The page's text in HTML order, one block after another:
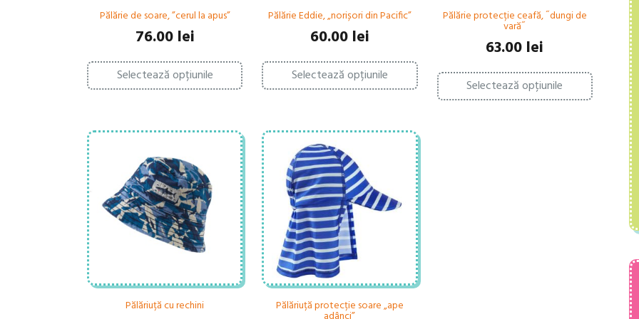
Pălărie de soare, ”cerul la apus”
76.00 lei
Selectează opțiunile
Acest
produs
are
variații.
Opțiunile
pot
fi
alese
în
pagina
produsului.
Pălărie Eddie, „norișori din Pacific”
60.00 lei
Selectează opțiunile
Acest
produs
are
variații.
Opțiunile
pot
fi
alese
în
pagina
produsului.
Pălărie protecție ceafă, ˝dungi de
vară˝
63.00 lei
Selectează opțiunile
Acest
produs
are
Opțiunile
Pălăriuță cu rechini Pălăriuță protecție soare „ape